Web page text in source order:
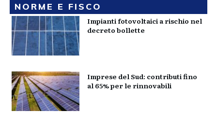
NORME E FISCO
Impianti fotovoltaici a rischio nel
decreto bollette
Imprese del Sud: contributi fino
al 65% per le rinnovabili